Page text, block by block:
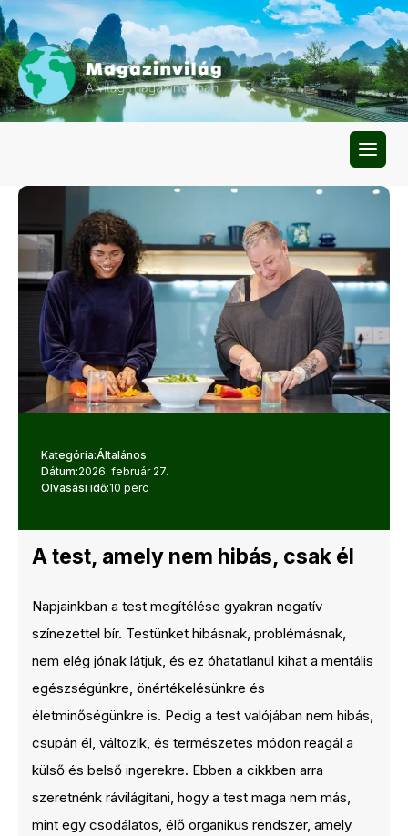
Kategória:Általános
Dátum:2026. február 27.
Olvasási idő:10 perc
A test, amely nem hibás, csak él
Napjainkban a test megítélése gyakran negatív
színezettel bír. Testünket hibásnak, problémásnak,
nem elég jónak látjuk, és ez óhatatlanul kihat a mentális
egészségünkre, önértékelésünkre és
életminőségünkre is. Pedig a test valójában nem hibás,
csupán él, változik, és természetes módon reagál a
külső és belső ingerekre. Ebben a cikkben arra
szeretnénk rávilágítani, hogy a test maga nem más,
mint egy csodálatos, élő organikus rendszer, amely